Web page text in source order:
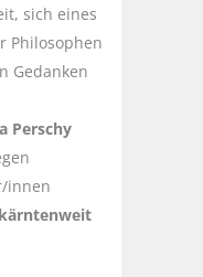
sich eines
Philosophen
Gedanken
Perschy
innen
kärntenweit